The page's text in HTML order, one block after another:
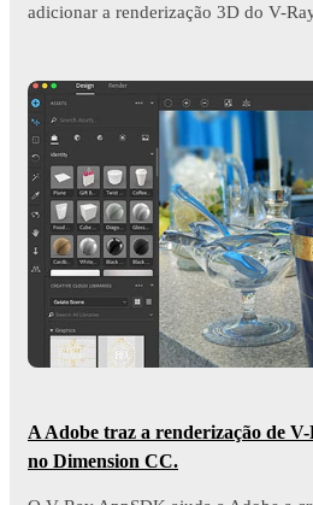
adicionar a renderização 3D do V-
A Adobe traz a renderização de
no Dimension CC.